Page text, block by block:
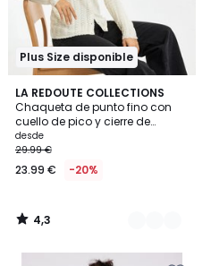
Plus Size disponible
LA REDOUTE COLLECTIONS
Chaqueta de punto fino con
cuello de pico y cierre de
botones
desde
29.99 €
23.99 € -20%
4,3
/ 5
2
Colores
4,3
/